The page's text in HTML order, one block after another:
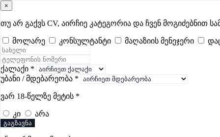
samushao
შესვლა
ყველა - 710 Remote Worldwide - 289 დღევანდელი - 5
უსაფრთხოების ვაკანსიები ქუთაისში
ვაკანსიები არ მოიძებნა „უსაფრთხოების ვაკანსიები
×
თუ არ გაქვს CV, აირჩიე კატეგორია და ჩვენ მოგიძებნით
მოლარე კონსულტანტი მაღაზიის მენეჯერი
ქალაქი *
უბანი / მდებარეობა *
ვარ 18-წელზე მეტის *
კი არა
გაგზავნა